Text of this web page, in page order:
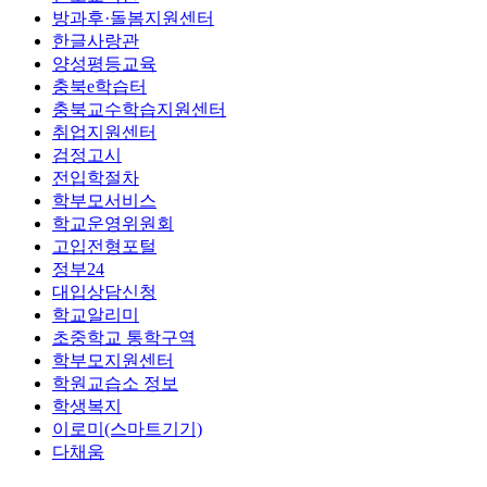
방과후·돌봄지원센터
한글사랑관
양성평등교육
충북e학습터
충북교수학습지원센터
취업지원센터
검정고시
전입학절차
학부모서비스
학교운영위원회
고입전형포털
정부24
대입상담신청
학교알리미
초중학교 통학구역
학부모지원센터
학원교습소 정보
학생복지
이로미(스마트기기)
다채움